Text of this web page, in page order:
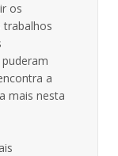
os
trabalhos
a
mais nesta